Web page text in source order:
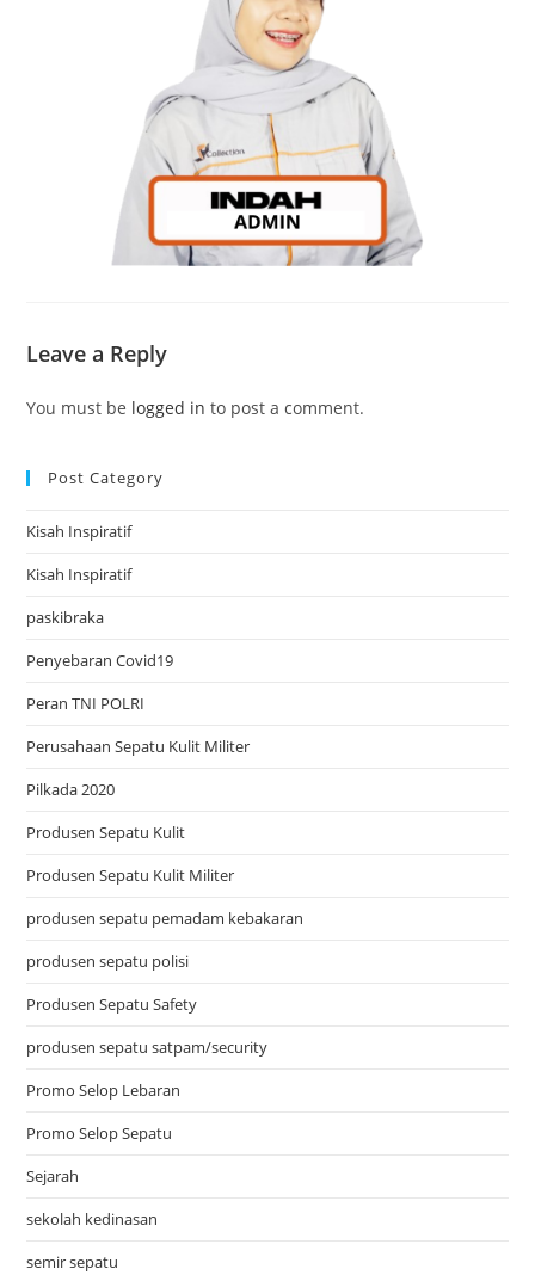
Leave a Reply
You must be logged in to post a comment.
Post Category
Kisah Inspiratif
Kisah Inspiratif
paskibraka
Penyebaran Covid19
Peran TNI POLRI
Perusahaan Sepatu Kulit Militer
Pilkada 2020
Produsen Sepatu Kulit
Produsen Sepatu Kulit Militer
produsen sepatu pemadam kebakaran
produsen sepatu polisi
Produsen Sepatu Safety
produsen sepatu satpam/security
Promo Selop Lebaran
Promo Selop Sepatu
Sejarah
sekolah kedinasan
semir sepatu